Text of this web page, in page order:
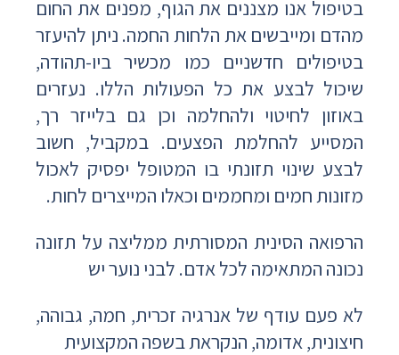
בטיפול אנו מצננים את הגוף, מפנים את החום
מהדם ומייבשים את הלחות החמה. ניתן להיעזר
בטיפולים חדשניים כמו מכשיר ביו-תהודה,
שיכול לבצע את כל הפעולות הללו. נעזרים
באוזון לחיטוי ולהחלמה וכן גם בלייזר רך,
המסייע להחלמת הפצעים. במקביל, חשוב
לבצע שינוי תזונתי בו המטופל יפסיק לאכול
מזונות חמים ומחממים וכאלו המייצרים לחות.
הרפואה הסינית המסורתית ממליצה על תזונה
נכונה המתאימה לכל אדם. לבני נוער יש
לא פעם עודף של אנרגיה זכרית, חמה, גבוהה,
חיצונית, אדומה, הנקראת בשפה המקצועית